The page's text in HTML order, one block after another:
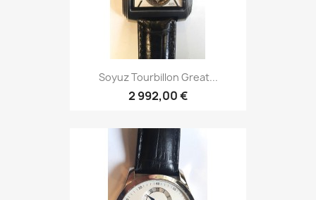
Epos Passion 3374-2